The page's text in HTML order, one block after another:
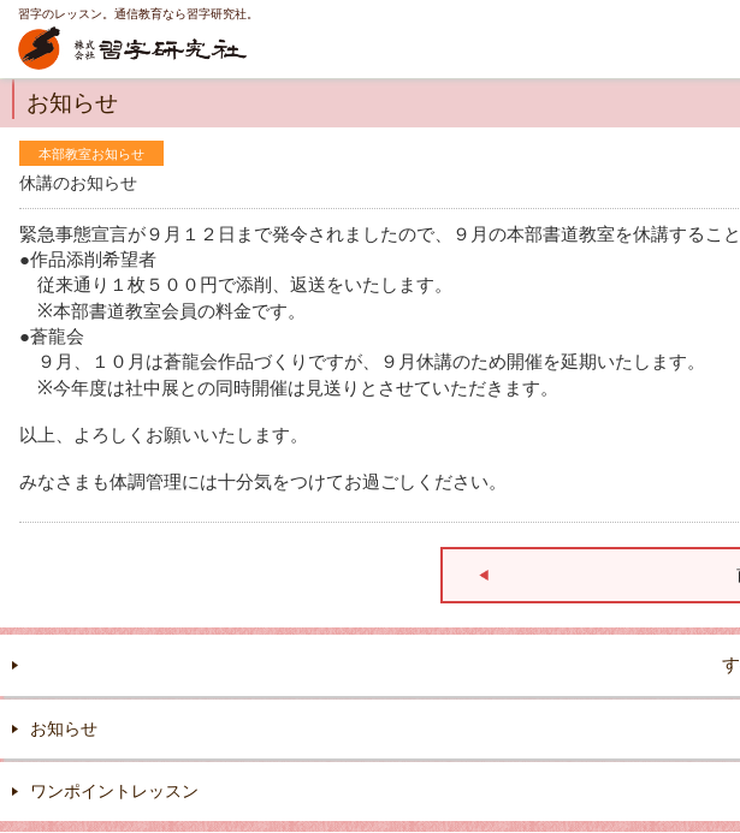
習字のレッスン。通信教育なら習字研究社。
お知らせ
本部教室お知らせ
休講のお知らせ
緊急事態宣言が９月１２日まで発令されましたので、９月の本部書道教室を休講するこ
●作品添削希望者
従来通り１枚５００円で添削、返送をいたします。
※本部書道教室会員の料金です。
●蒼龍会
９月、１０月は蒼龍会作品づくりですが、９月休講のため開催を延期いたします。
※今年度は社中展との同時開催は見送りとさせていただきます。
以上、よろしくお願いいたします。
みなさまも体調管理には十分気をつけてお過ごしください。
お知らせ
ワンポイントレッスン